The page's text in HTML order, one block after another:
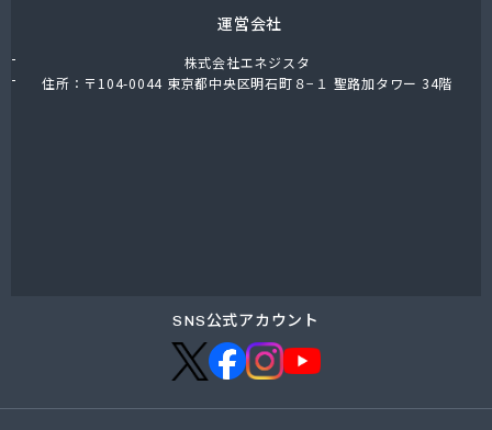
運営会社
株式会社エネジスタ
住所：〒104-0044 東京都中央区明石町８−１ 聖路加タワー 34階
SNS公式アカウント